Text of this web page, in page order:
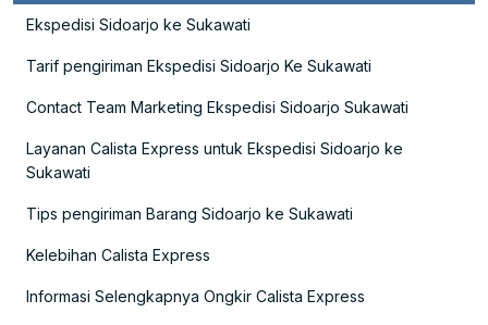
Ekspedisi Sidoarjo ke Sukawati
Tarif pengiriman Ekspedisi Sidoarjo Ke Sukawati
Contact Team Marketing Ekspedisi Sidoarjo Sukawati
Layanan Calista Express untuk Ekspedisi Sidoarjo ke
Sukawati
Tips pengiriman Barang Sidoarjo ke Sukawati
Kelebihan Calista Express
Informasi Selengkapnya Ongkir Calista Express